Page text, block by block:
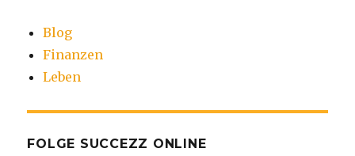
Blog
Finanzen
Leben
FOLGE SUCCEZZ ONLINE